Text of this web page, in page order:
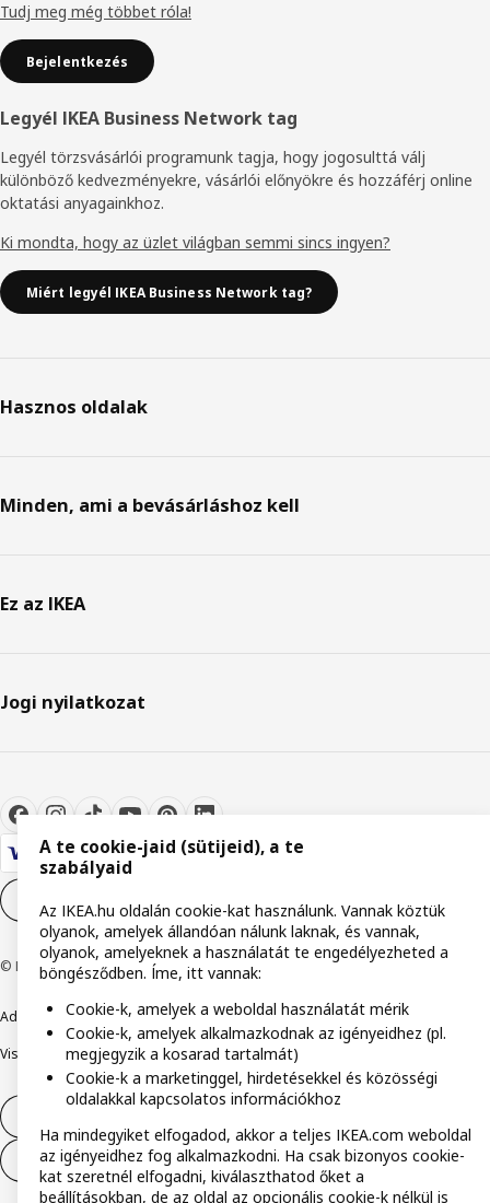
Tudj meg még többet róla!
Bejelentkezés
Legyél IKEA Business Network tag
Legyél törzsvásárlói programunk tagja, hogy jogosulttá válj
különböző kedvezményekre, vásárlói előnyökre és hozzáférj online
oktatási anyagainkhoz.
Ki mondta, hogy az üzlet világban semmi sincs ingyen?
Miért legyél IKEA Business Network tag?
Hasznos oldalak
Minden, ami a bevásárláshoz kell
Ez az IKEA
Jogi nyilatkozat
© Inter IKEA Systems B.V. 1999-2026
Adatvédelmi nyilatkozatCookie szabályzatEgyütt a biztonságért
Visszaélés bejelentésDigitális akadálymentesítési nyilatkozat
Elállás a szerződéstől (szolgáltatások)
A te cookie-jaid (sütijeid), a te
szabályaid
Az IKEA.hu oldalán cookie-kat használunk. Vannak köztük
olyanok, amelyek állandóan nálunk laknak, és vannak,
olyanok, amelyeknek a használatát te engedélyezheted a
böngésződben. Íme, itt vannak:
Cookie-k, amelyek a weboldal használatát mérik
Cookie-k, amelyek alkalmazkodnak az igényeidhez (pl.
megjegyzik a kosarad tartalmát)
Cookie-k a marketinggel, hirdetésekkel és közösségi
oldalakkal kapcsolatos információkhoz
Ha mindegyiket elfogadod, akkor a teljes IKEA.com weboldal
az igényeidhez fog alkalmazkodni. Ha csak bizonyos cookie-
kat szeretnél elfogadni, kiválaszthatod őket a
beállításokban, de az oldal az opcionális cookie-k nélkül is